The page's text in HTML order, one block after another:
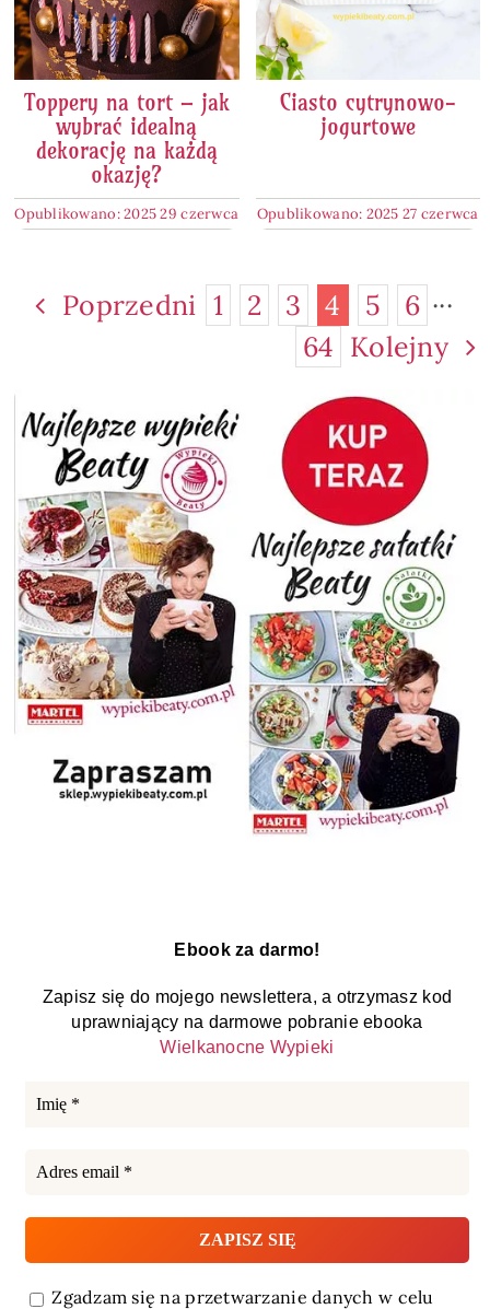
Ebook za darmo!
Zapisz się do mojego newslettera, a otrzymasz kod
uprawniający na darmowe pobranie ebooka
Wielkanocne Wypieki
Zgadzam się na przetwarzanie danych w celu
Toppery na tort – jak
wybrać idealną
dekorację na każdą
okazję?
Opublikowano: 2025 29 czerwca
Ciasto cytrynowo-
jogurtowe
Opublikowano: 2025 27 czerwca
Poprzedni 1 2 3 4 5 6 ···
64 Kolejny